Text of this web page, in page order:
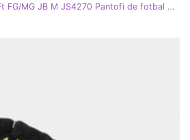
Adidas Predator League Ft FG/MG JB M JS4270 Pantofi de fotbal multicolor